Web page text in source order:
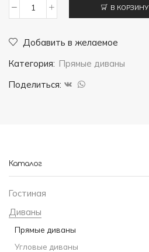
Диван
Гранд
(подлокотники
В КОРЗИНУ
Добавить в желаемое
Категория: Прямые диваны
Поделиться:
Каталог
Гостиная
Диваны
Прямые диваны
Угловые диваны